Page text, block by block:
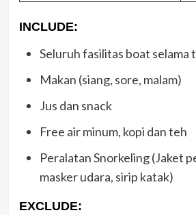
INCLUDE:
Seluruh fasilitas boat selama
Makan (siang, sore, malam)
Jus dan snack
Free air minum, kopi dan teh
Peralatan Snorkeling (Jaket
masker udara, sirip katak)
EXCLUDE: